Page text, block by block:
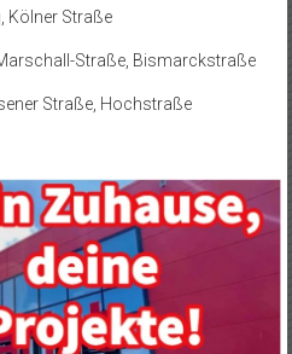
Kölner Straße
Straße, Bismarckstraße
Straße, Hochstraße